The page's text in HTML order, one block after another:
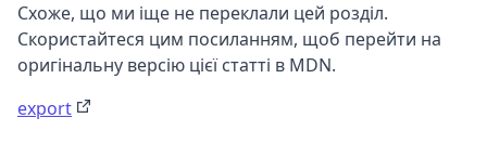
Схоже, що ми іще не переклали цей розділ.
Скористайтеся цим посиланням, щоб перейти на
оригінальну версію цієї статті в MDN.
export